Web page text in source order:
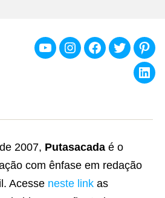
YoutubeInstagramFacebook
Twitter
2007, Putasacada é o
com ênfase em redação
Acesse neste link as